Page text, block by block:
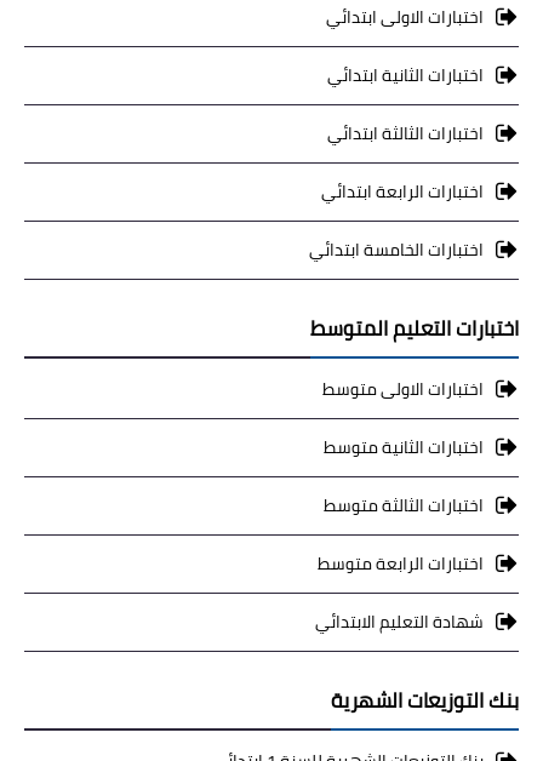
اختبارات الاولى ابتدائي
اختبارات الثانية ابتدائي
اختبارات الثالثة ابتدائي
اختبارات الرابعة ابتدائي
اختبارات الخامسة ابتدائي
اختبارات التعليم المتوسط
اختبارات الاولى متوسط
اختبارات الثانية متوسط
اختبارات الثالثة متوسط
اختبارات الرابعة متوسط
شهادة التعليم الابتدائي
بنك التوزيعات الشهرية